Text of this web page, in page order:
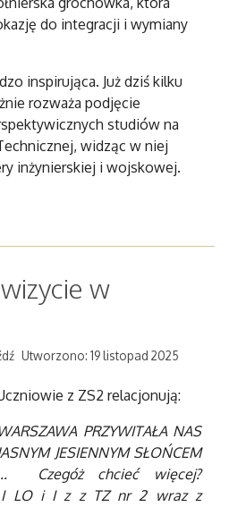
do integracji i wymiany
inspirująca. Już dziś kilku
rozważa podjęcie
studiów na
widząc w niej
inżynierskiej i wojskowej.
w
Utworzono: 19 listopad 2025
z ZS2 relacjonują:
WARSZAWA PRZYWITAŁA NAS
JESIENNYM SŁOŃCEM
Czegóż chcieć więcej?
I LO i I z z TZ nr 2 wraz z